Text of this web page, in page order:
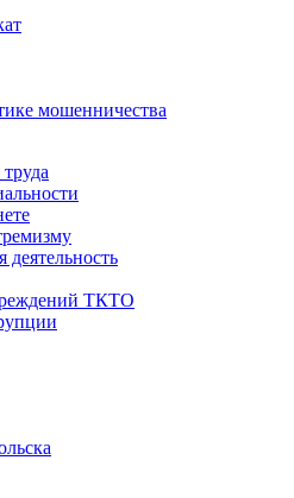
мошенничества
деятельность
ТКТО